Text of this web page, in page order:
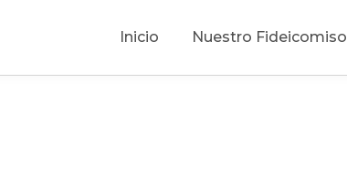
Inicio Nuestro Fideicomiso